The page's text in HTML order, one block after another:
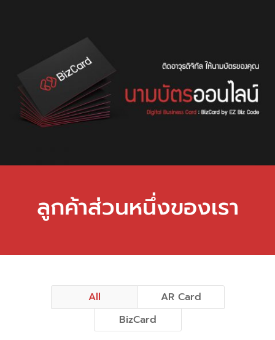
ลูกค้าส่วนหนึ่งของเรา
All
AR Card
BizCard